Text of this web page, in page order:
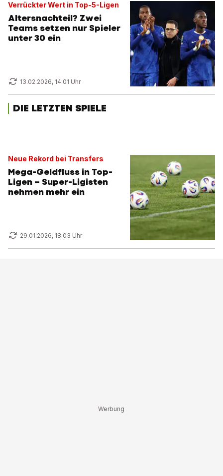
Verrückter Wert in Top-5-Ligen
Altersnachteil? Zwei
Teams setzen nur Spieler
unter 30 ein
13.02.2026, 14:01 Uhr
DIE LETZTEN SPIELE
Neue Rekord bei Transfers
Mega-Geldfluss in Top-
Ligen – Super-Ligisten
nehmen mehr ein
29.01.2026, 18:03 Uhr